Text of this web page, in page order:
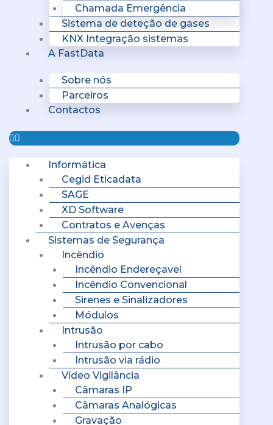
Chamada Emergência
Sistema de deteção de gases
KNX Integração sistemas
A FastData
Sobre nós
Parceiros
Contactos
Informática
Cegid Eticadata
SAGE
XD Software
Contratos e Avenças
Sistemas de Segurança
Incêndio
Incêndio Endereçavel
Incêndio Convencional
Sirenes e Sinalizadores
Módulos
Intrusão
Intrusão por cabo
Intrusão via rádio
Vídeo Vigilância
Câmaras IP
Câmaras Analógicas
Gravação